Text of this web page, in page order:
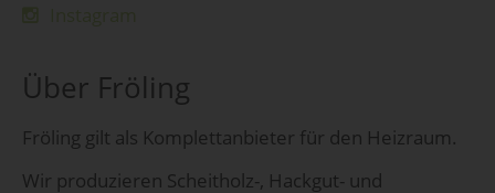
Über Fröling
Fröling gilt als Komplettanbieter für den Heizraum.
Wir produzieren Scheitholz-, Hackgut- und